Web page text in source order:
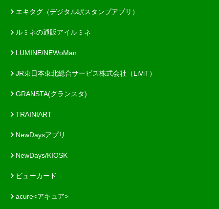
エキタグ（デジタル駅スタンプアプリ）
ルミネの通販アイルミネ
LUMINE/NEWoMan
JR東日本東北総合サービス株式会社（LiViT）
GRANSTA(グランスタ)
TRAINIART
NewDaysアプリ
NewDays/KIOSK
ビューカード
acure<アキュア>